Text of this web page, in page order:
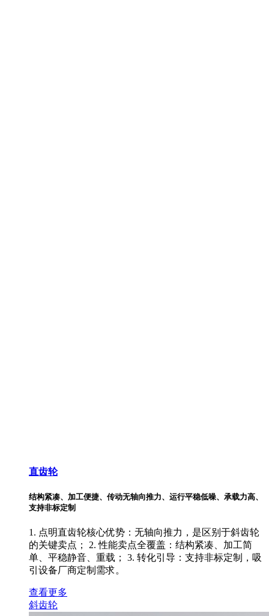
直齿轮
结构紧凑、加工便捷、传动无轴向推力、运行平稳低噪、承载力高、
支持非标定制
1. 点明直齿轮核心优势：无轴向推力，是区别于斜齿轮
的关键卖点； 2. 性能卖点全覆盖：结构紧凑、加工简
单、平稳静音、重载； 3. 转化引导：支持非标定制，吸
引设备厂商定制需求。
查看更多
斜齿轮